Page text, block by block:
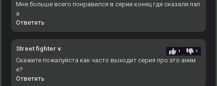
Мне больше всего понравился в серии конец где сказали пап
а
Ответить
Street fighter v 1 1
Скажите пожалуйста как часто выходит серия про это аним
е?
Ответить